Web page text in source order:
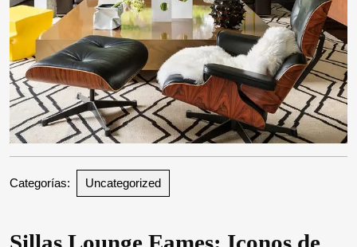
Categorías: Uncategorized